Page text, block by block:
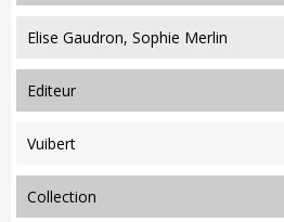
Elise Gaudron, Sophie Merlin
editeur
Vuibert
collection